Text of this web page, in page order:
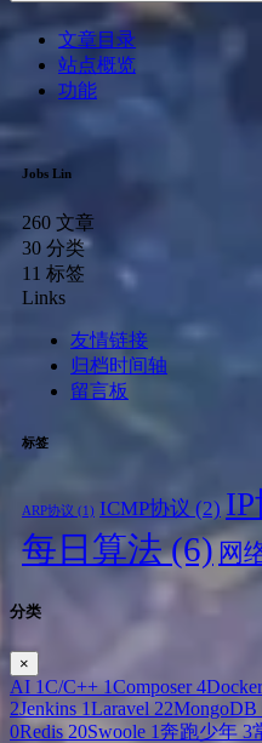
文章目录
站点概览
功能
Jobs Lin
260 文章
30 分类
11 标签
Links
友情链接
归档时间轴
留言板
标签
ARP协议 (1) ICMP协议 (2)
每日算法(6) 网
分类
×
AI 1C/C++ 1Composer 4
2Jenkins 1Laravel 22MongoDB
0Redis 20Swoole 1奔跑少年 3